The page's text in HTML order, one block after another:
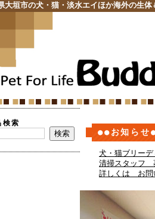
大垣市の犬・猫・淡水エイほか海外の生体
検索
●●お知らせ
犬・猫ブリー
清掃スタッフ
詳しくは お問